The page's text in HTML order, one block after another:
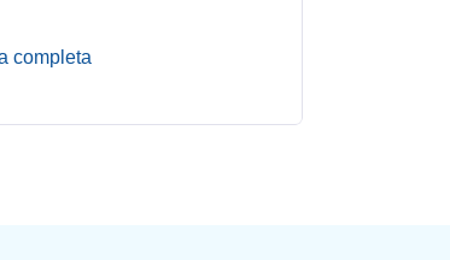
completa